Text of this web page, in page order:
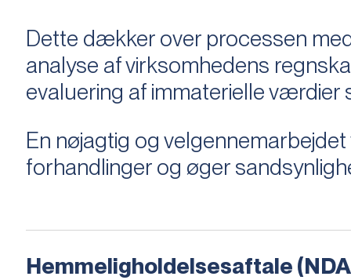
Dette dækker over processen
analyse af virksomhedens
evaluering af immaterielle
En nøjagtig og
forhandlinger og øger
Hemmeligholdelsesaftale